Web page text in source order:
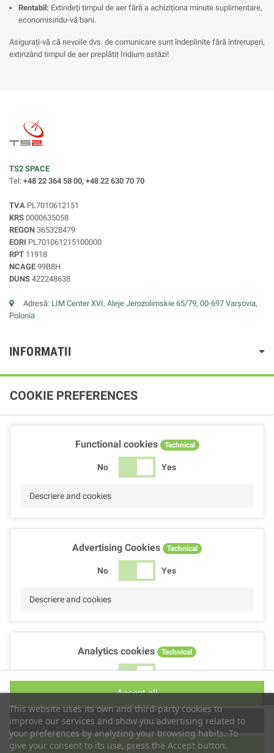
Rentabil: Extindeți timpul de aer fără a achiziționa minute suplimentare,
economisindu-vă bani.
Asigurați-vă că nevoile dvs. de comunicare sunt îndeplinite fără întreruperi,
extinzând timpul de aer preplătit Iridium astăzi!
TS2 SPACE
Tel: +48 22 364 58 00, +48 22 630 70 70
TVA PL7010612151
KRS 0000635058
REGON 365328479
EORI PL701061215100000
RPT 11918
NCAGE 99B8H
DUNS 422248638
Adresă: LIM Center XVI, Aleje Jerozolimskie 65/79, 00-697 Varșovia,
Polonia
INFORMATII
This website uses its own and third-party cookies to
improve our services and show you advertising related to
your preferences by analyzing your browsing habits. To
give your consent to its use, press the Accept button.
COOKIE PREFERENCES
Functional cookies Technical
No Yes
Descriere and cookies
Advertising Cookies Technical
No Yes
Descriere and cookies
Analytics cookies Technical
No Yes
Reject all
Accept selection
Accept all